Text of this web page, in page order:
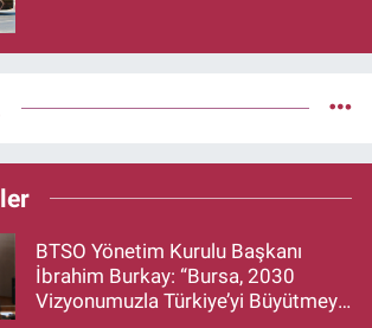
BTSO Yönetim Kurulu Başkanı
İbrahim Burkay: “Bursa, 2030
Vizyonumuzla Türkiye’yi Büyütmeye